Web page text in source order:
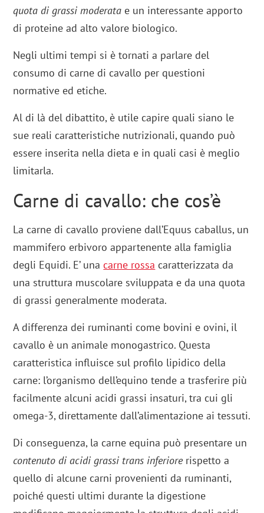
quota di grassi moderata e un interessante apporto
di proteine ad alto valore biologico.
Negli ultimi tempi si è tornati a parlare del
consumo di carne di cavallo per questioni
normative ed etiche.
Al di là del dibattito, è utile capire quali siano le
sue reali caratteristiche nutrizionali, quando può
essere inserita nella dieta e in quali casi è meglio
limitarla.
Carne di cavallo: che cos’è
La carne di cavallo proviene dall’Equus caballus, un
mammifero erbivoro appartenente alla famiglia
degli Equidi. E’ unacarne rossa caratterizzata da
una struttura muscolare sviluppata e da una quota
di grassi generalmente moderata.
A differenza dei ruminanti come bovini e ovini, il
cavallo è un animale monogastrico. Questa
caratteristica influisce sul profilo lipidico della
carne: l’organismo dell’equino tende a trasferire più
facilmente alcuni acidi grassi insaturi, tra cui gli
omega-3, direttamente dall’alimentazione ai tessuti.
Di conseguenza, la carne equina può presentare un
contenuto di acidi grassi trans inferiorerispetto a
quello di alcune carni provenienti da ruminanti,
poiché questi ultimi durante la digestione